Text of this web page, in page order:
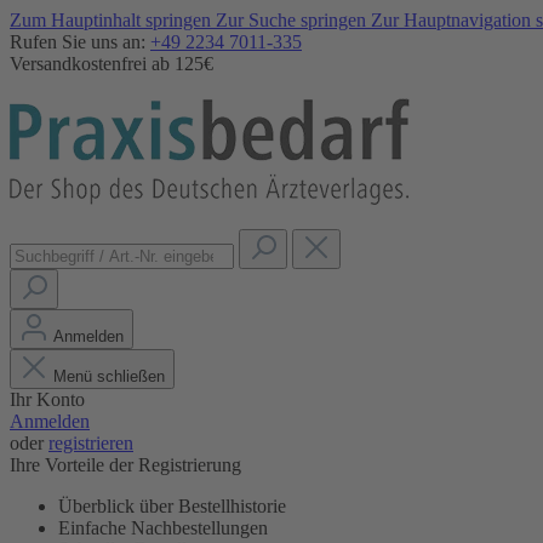
Zum Hauptinhalt springen Zur Suche springen Zur Hauptnavigation
Rufen Sie uns an: +49 2234 7011-335
Versandkostenfrei ab 125€
Anmelden
Menü schließen
Ihr Konto
Anmelden
oder registrieren
Ihre Vorteile der Registrierung
Überblick über Bestellhistorie
Einfache Nachbestellungen